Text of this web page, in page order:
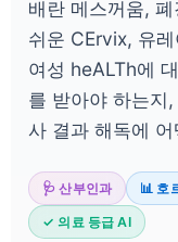
배란 메스꺼움,
쉬운 CErvix, 유
여성 heALTh에
를 받아야 하는지
사 결과 해독에
🩺 산부인과 📊 호
✓ 의료 등급 AI